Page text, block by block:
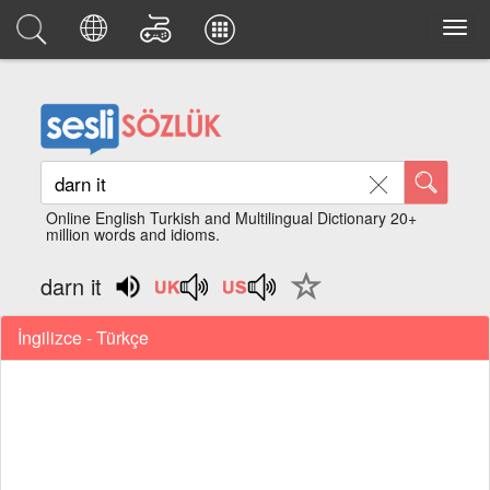
Online English Turkish and Multilingual Dictionary 20+
million words and idioms.
darn it
İngilizce - Türkçe